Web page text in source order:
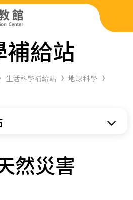
補給站
生活科學補給站
地球科學
然災害